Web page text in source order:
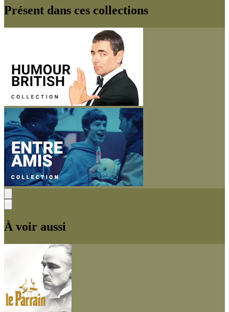
Présent dans ces collections
À voir aussi